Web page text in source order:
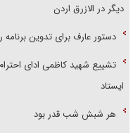
دیگر در الازرق اردن
دستور عارف برای تدوین
تشییع شهید کاظمی ادای
ایستاد
هر شبش شب قدر بود